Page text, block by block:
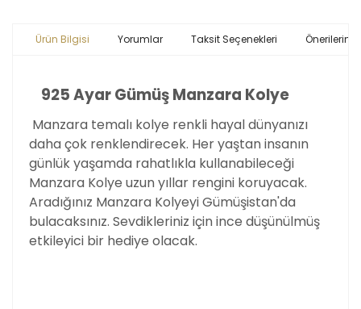
Ürün Bilgisi Yorumlar Taksit Seçenekleri Önerileriniz
925 Ayar Gümüş Manzara Kolye
Manzara temalı kolye renkli hayal dünyanızı
daha çok renklendirecek. Her yaştan insanın
günlük yaşamda rahatlıkla kullanabileceği
Manzara Kolye uzun yıllar rengini koruyacak.
Aradığınız Manzara Kolyeyi Gümüşistan'da
bulacaksınız. Sevdikleriniz için ince düşünülmüş
etkileyici bir hediye olacak.